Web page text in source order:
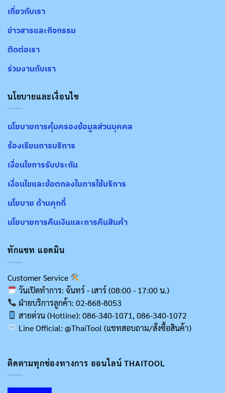
เกี่ยวกับเรา
ข่าวสารและกิจกรรม
ติดต่อเรา
ร่วมงานกับเรา
นโยบายและเงื่อนไข
นโยบายการคุ้มครองข้อมูลส่วนบุคคล
ร้องเรียนการบริการ
เงื่อนไขการรับประกัน
เงื่อนไขและข้อตกลงในการใช้บริการ
นโยบาย ด้านคุกกี้
นโยบายการคืนเงินและการคืนสินค้า
ทักแชท แอดมิน
Customer Service
วันเปิดทำการ: จันทร์ - เสาร์ (08:00 - 17:00 น.)
ฝ่ายบริการลูกค้า: 02-868-8053
สายด่วน (Hotline): 086-340-1071, 086-340-1072
Line Official: @ThaiTool (แชทสอบถาม/สั่งซื้อสินค้า)
ติดตามทุกช่องทางการ ออนไลน์ THAITOOL